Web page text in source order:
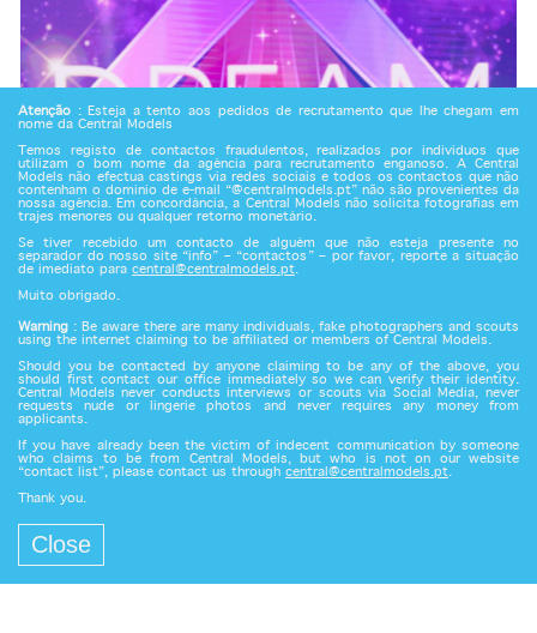
Atenção : Esteja a tento aos pedidos de recrutamento que lhe chegam em
nome da Central Models
Temos registo de contactos fraudulentos, realizados por indivíduos que
utilizam o bom nome da agência para recrutamento enganoso. A Central
Models não efectua castings via redes sociais e todos os contactos que não
contenham o domínio de e-mail “@centralmodels.pt” não são provenientes da
nossa agência. Em concordância, a Central Models não solicita fotografias em
trajes menores ou qualquer retorno monetário.
Se tiver recebido um contacto de alguém que não esteja presente no
separador do nosso site “info” – “contactos” – por favor, reporte a situação
de imediato para central@centralmodels.pt.
Muito obrigado.
Warning : Be aware there are many individuals, fake photographers and scouts
using the internet claiming to be affiliated or members of Central Models.
Should you be contacted by anyone claiming to be any of the above, you
should first contact our office immediately so we can verify their identity.
Central Models never conducts interviews or scouts via Social Media, never
requests nude or lingerie photos and never requires any money from
applicants.
If you have already been the victim of indecent communication by someone
who claims to be from Central Models, but who is not on our website
“contact list”, please contact us through central@centralmodels.pt.
Thank you.
Close